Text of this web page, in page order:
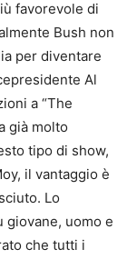
favorevole di
Bush non
per diventare
Al
a “The
già molto
tipo di show,
il vantaggio è
Lo
giovane, uomo e
che tutti i